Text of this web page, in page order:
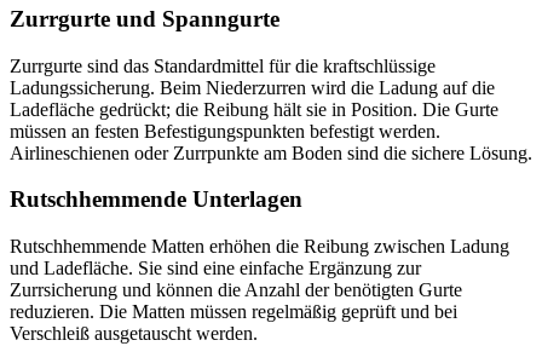
Zurrgurte und Spanngurte
Zurrgurte sind das Standardmittel für die kraftschlüssige
Ladungssicherung. Beim Niederzurren wird die Ladung auf die
Ladefläche gedrückt; die Reibung hält sie in Position. Die Gurte
müssen an festen Befestigungspunkten befestigt werden.
Airlineschienen oder Zurrpunkte am Boden sind die sichere Lösung.
Rutschhemmende Unterlagen
Rutschhemmende Matten erhöhen die Reibung zwischen Ladung
und Ladefläche. Sie sind eine einfache Ergänzung zur
Zurrsicherung und können die Anzahl der benötigten Gurte
reduzieren. Die Matten müssen regelmäßig geprüft und bei
Verschleiß ausgetauscht werden.